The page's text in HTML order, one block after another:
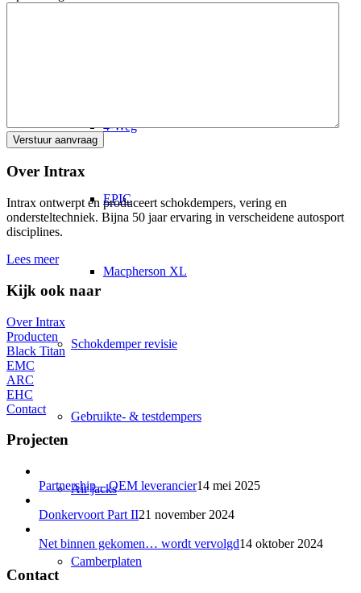
4-Weg
EPIC
Macpherson XL
Schokdemper revisie
Gebruikte- & testdempers
Air jacks
Camberplaten
Over Intrax
Intrax ontwerpt en produceert schokdempers, vering en
ondersteltechniek. Bijna 50 jaar ervaring in verscheidene autosport
disciplines.
Lees meer
Kijk ook naar
Over Intrax
Producten
Black Titan
EMC
ARC
EHC
Contact
Projecten
Partnership – OEM leverancier14 mei 2025
Donkervoort Part II21 november 2024
Net binnen gekomen… wordt vervolgd14 oktober 2024
Contact